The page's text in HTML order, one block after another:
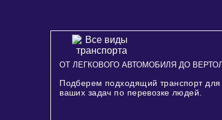
ОТ ЛЕГКОВОГО АВТОМОБИЛЯ ДО
Подберем подходящий транспорт
ваших задач по перевозке людей.